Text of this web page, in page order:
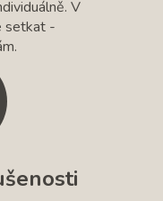
V
setkat -